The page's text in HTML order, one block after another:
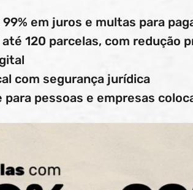
em juros e multas para
120 parcelas, com redução
com segurança jurídica
para pessoas e empresas